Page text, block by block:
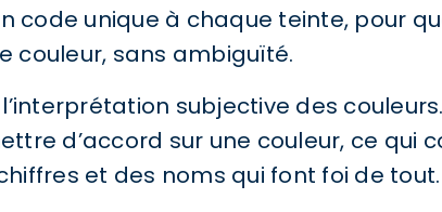
code unique à chaque teinte, pour
couleur, sans ambiguïté.
subjective des
d’accord sur une couleur, ce qui
et des noms qui font foi de tout.